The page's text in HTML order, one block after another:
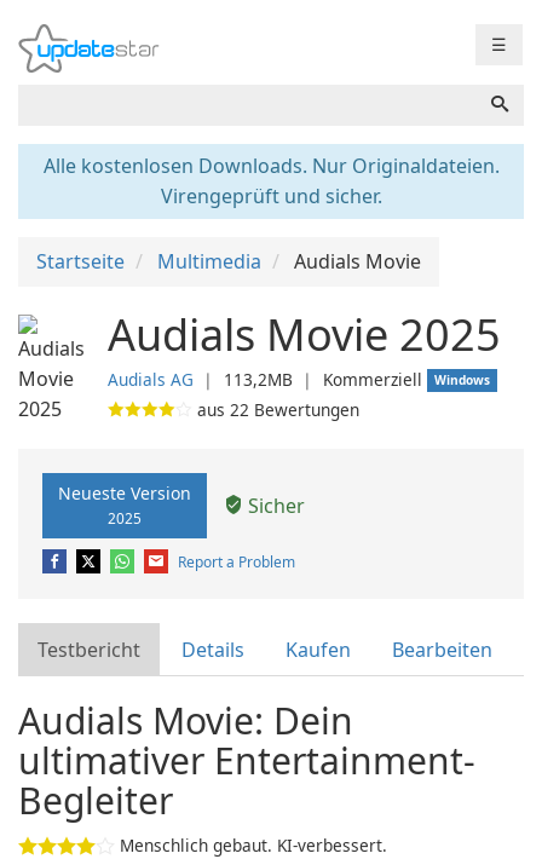
☰
Alle kostenlosen Downloads. Nur Originaldateien.
Virengeprüft und sicher.
Startseite Multimedia Audials Movie
Audials Movie 2025
Audials AG ❘ 113,2MB ❘ Kommerziell Windows
aus 22 Bewertungen
Neueste Version
2025 Sicher
Report a Problem
Testbericht Details Kaufen Bearbeiten
Audials Movie: Dein
ultimativer Entertainment-
Begleiter
Menschlich gebaut. KI-verbessert.